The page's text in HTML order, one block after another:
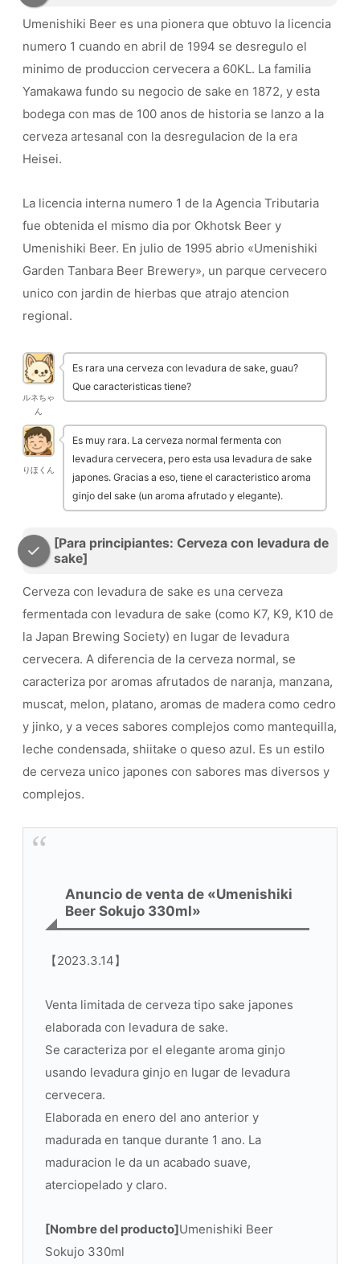
Umenishiki Beer es una pionera que obtuvo la licencia
numero 1 cuando en abril de 1994 se desregulo el
minimo de produccion cervecera a 60KL. La familia
Yamakawa fundo su negocio de sake en 1872, y esta
bodega con mas de 100 anos de historia se lanzo a la
cerveza artesanal con la desregulacion de la era
Heisei.
La licencia interna numero 1 de la Agencia Tributaria
fue obtenida el mismo dia por Okhotsk Beer y
Umenishiki Beer. En julio de 1995 abrio «Umenishiki
Garden Tanbara Beer Brewery», un parque cervecero
unico con jardin de hierbas que atrajo atencion
regional.
ルネちゃ
ん
Es rara una cerveza con levadura de sake, guau?
Que caracteristicas tiene?
りほくん
Es muy rara. La cerveza normal fermenta con
levadura cervecera, pero esta usa levadura de sake
japones. Gracias a eso, tiene el caracteristico aroma
ginjo del sake (un aroma afrutado y elegante).
[Para principiantes: Cerveza con levadura de
sake]
Cerveza con levadura de sake es una cerveza
fermentada con levadura de sake (como K7, K9, K10 de
la Japan Brewing Society) en lugar de levadura
cervecera. A diferencia de la cerveza normal, se
caracteriza por aromas afrutados de naranja, manzana,
muscat, melon, platano, aromas de madera como cedro
y jinko, y a veces sabores complejos como mantequilla,
leche condensada, shiitake o queso azul. Es un estilo
de cerveza unico japones con sabores mas diversos y
complejos.
Anuncio de venta de «Umenishiki
Beer Sokujo 330ml»
【2023.3.14】
Venta limitada de cerveza tipo sake japones
elaborada con levadura de sake.
Se caracteriza por el elegante aroma ginjo
usando levadura ginjo en lugar de levadura
cervecera.
Elaborada en enero del ano anterior y
madurada en tanque durante 1 ano. La
maduracion le da un acabado suave,
aterciopelado y claro.
[Nombre del producto]Umenishiki Beer
Sokujo 330ml